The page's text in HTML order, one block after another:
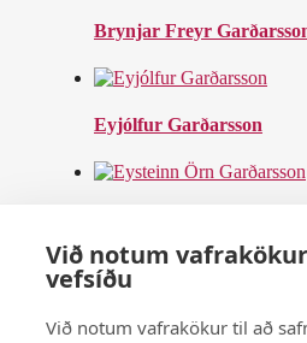
Brynjar Freyr
Eyjólfur Garðarsson
Við notum
vefsíðu
Við notum vafrakökur til að